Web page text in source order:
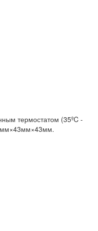
термостатом (35ºC -